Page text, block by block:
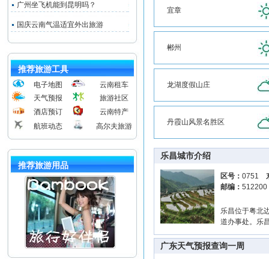
广州坐飞机能到昆明吗？
国庆云南气温适宜外出旅游
推荐旅游工具
电子地图
云南租车
天气预报
旅游社区
酒店预订
云南特产
航班动态
高尔夫旅游
推荐旅游用品
宜章
郴州
龙湖度假山庄
丹霞山风景名胜区
乐昌城市介绍
区号： 0751
邮编：
乐昌位于粤北
道办事处。乐
广东天气预报查询一周